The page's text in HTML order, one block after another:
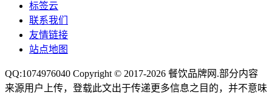
标签云
联系我们
友情链接
站点地图
QQ:1074976040 Copyright © 2017-2026 餐饮品牌网 .部分内容
来源用户上传，登载此文出于传递更多信息之目的，并不意味